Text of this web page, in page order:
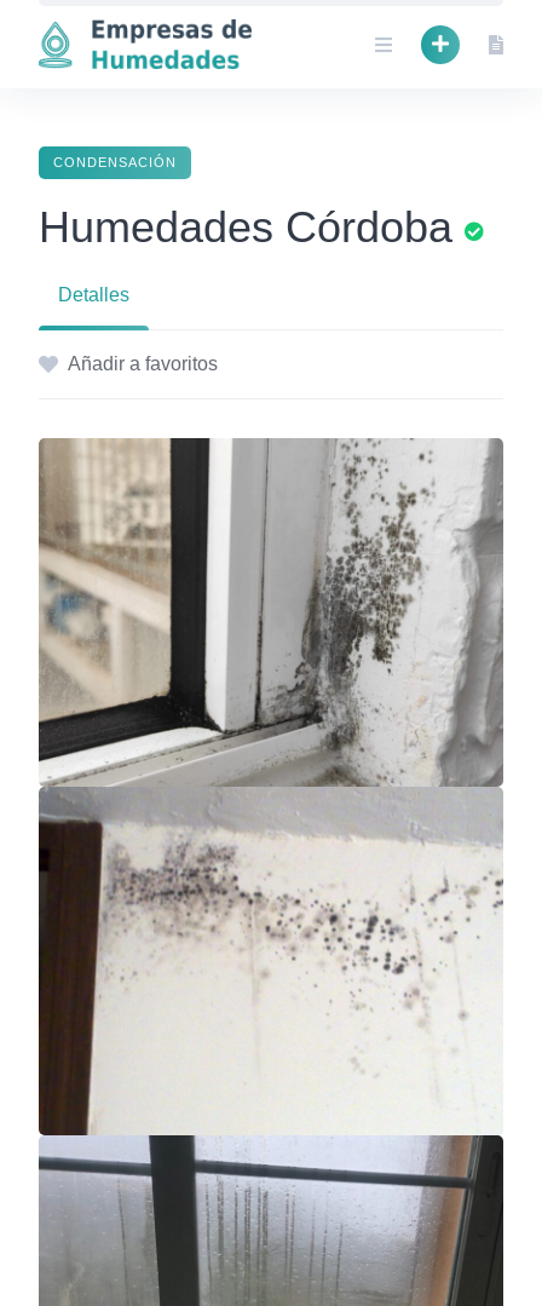
content
CONDENSACIÓN
Humedades Córdoba
Detalles
Añadir a favoritos